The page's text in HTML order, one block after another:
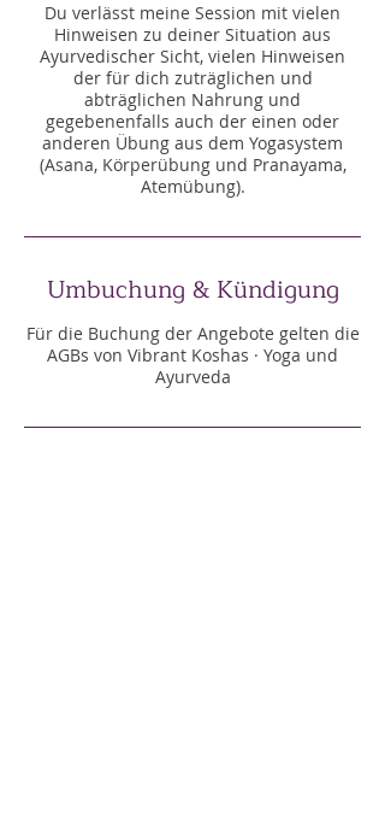
Du verlässt meine Session mit vielen
Hinweisen zu deiner Situation aus
Ayurvedischer Sicht, vielen Hinweisen
der für dich zuträglichen und
abträglichen Nahrung und
gegebenenfalls auch der einen oder
anderen Übung aus dem Yogasystem
(Asana, Körperübung und Pranayama,
Atemübung).
Umbuchung & Kündigung
Für die Buchung der Angebote gelten die
AGBs von Vibrant Koshas · Yoga und
Ayurveda